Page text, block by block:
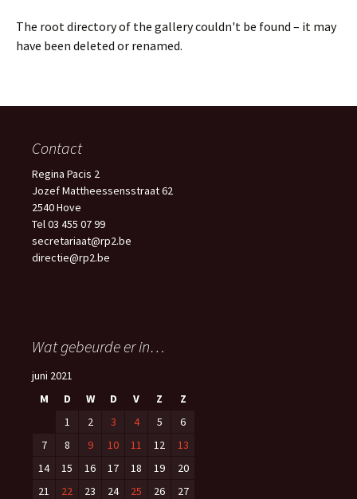
The root directory of the gallery couldn't be found – it may
have been deleted or renamed.
Contact
Regina Pacis 2
Jozef Mattheessensstraat 62
2540 Hove
Tel 03 455 07 99
secretariaat@rp2.be
directie@rp2.be
Wat gebeurde er in…
juni 2021
M
D W D V Z
Z
1
2 3 4 5
6
7
8 9 10 11 12
13
14
15 16 17 18 19
20
21
22 23 24 25 26
27